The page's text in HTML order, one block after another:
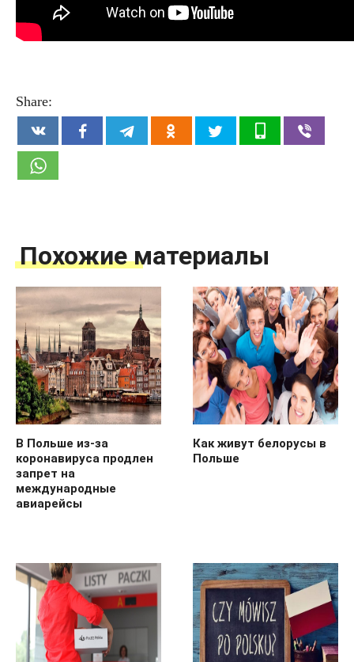
Share:
Похожие материалы
В Польше из-за
коронавируса продлен
запрет на
международные
авиарейсы
Как живут белорусы в
Польше